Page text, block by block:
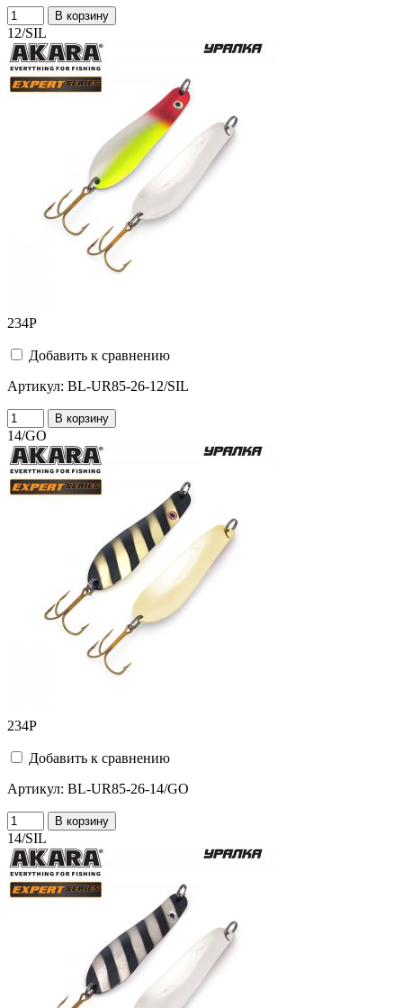
В корзину
12/SIL
234Р
Добавить к сравнению
Артикул: BL-UR85-26-12/SIL
В корзину
14/GO
234Р
Добавить к сравнению
Артикул: BL-UR85-26-14/GO
В корзину
14/SIL